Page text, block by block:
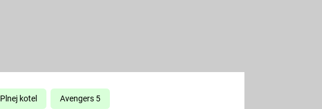
KOMEDIE
CHUCK
Plnej kotel Avengers 5